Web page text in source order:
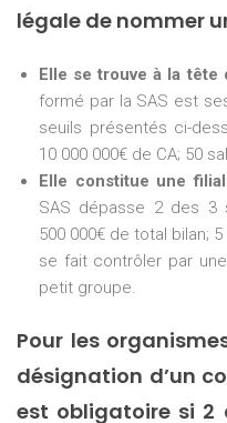
légale de nommer
Elle se trouve à la tête
formé par la SAS est
seuils présentés ci-
10 000 000€ de CA; 50
Elle constitue une
SAS dépasse 2 des 3
500 000€ de total bilan;
se fait contrôler par
petit groupe.
Pour les
désignation d’un
est obligatoire si 2